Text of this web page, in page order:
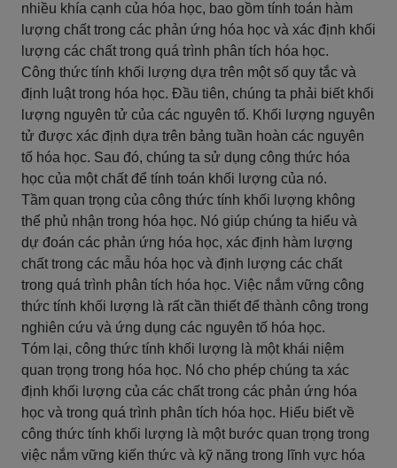
nhiều khía cạnh của hóa học, bao gồm tính toán hàm
lượng chất trong các phản ứng hóa học và xác định khối
lượng các chất trong quá trình phân tích hóa học.
Công thức tính khối lượng dựa trên một số quy tắc và
định luật trong hóa học. Đầu tiên, chúng ta phải biết khối
lượng nguyên tử của các nguyên tố. Khối lượng nguyên
tử được xác định dựa trên bảng tuần hoàn các nguyên
tố hóa học. Sau đó, chúng ta sử dụng công thức hóa
học của một chất để tính toán khối lượng của nó.
Tầm quan trọng của công thức tính khối lượng không
thể phủ nhận trong hóa học. Nó giúp chúng ta hiểu và
dự đoán các phản ứng hóa học, xác định hàm lượng
chất trong các mẫu hóa học và định lượng các chất
trong quá trình phân tích hóa học. Việc nắm vững công
thức tính khối lượng là rất cần thiết để thành công trong
nghiên cứu và ứng dụng các nguyên tố hóa học.
Tóm lại, công thức tính khối lượng là một khái niệm
quan trọng trong hóa học. Nó cho phép chúng ta xác
định khối lượng của các chất trong các phản ứng hóa
học và trong quá trình phân tích hóa học. Hiểu biết về
công thức tính khối lượng là một bước quan trọng trong
việc nắm vững kiến thức và kỹ năng trong lĩnh vực hóa